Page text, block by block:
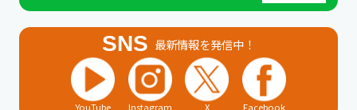
SNS 最新情報を発信中！
YouTube Instagram X Facebook